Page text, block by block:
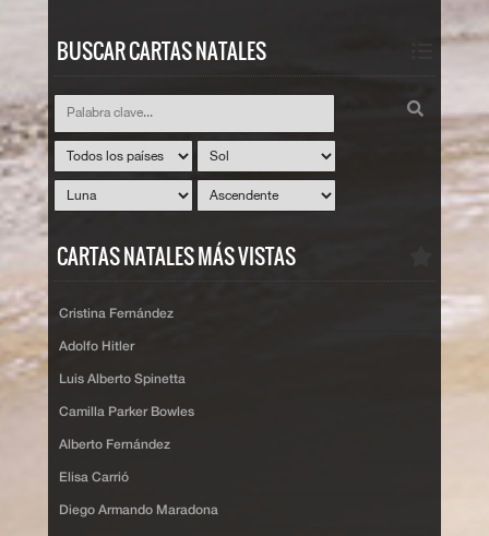
BUSCAR CARTAS NATALES
CARTAS NATALES MÁS VISTAS
Cristina Fernández
Adolfo Hitler
Luis Alberto Spinetta
Camilla Parker Bowles
Alberto Fernández
Elisa Carrió
Diego Armando Maradona